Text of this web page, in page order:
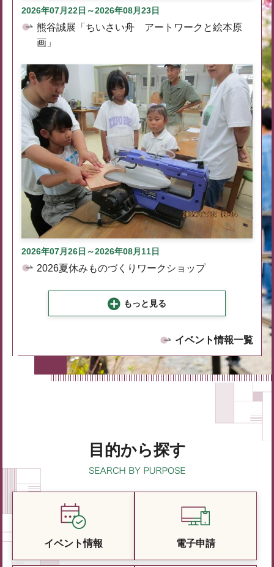
2026年07月22日～2026年08月23日
熊谷誠展「ちいさい舟 アートワークと絵本原
画」
2026年07月26日～2026年08月11日
2026夏休みものづくりワークショップ
もっと見る
イベント情報一覧
目的から探す
イベント情報 電子申請